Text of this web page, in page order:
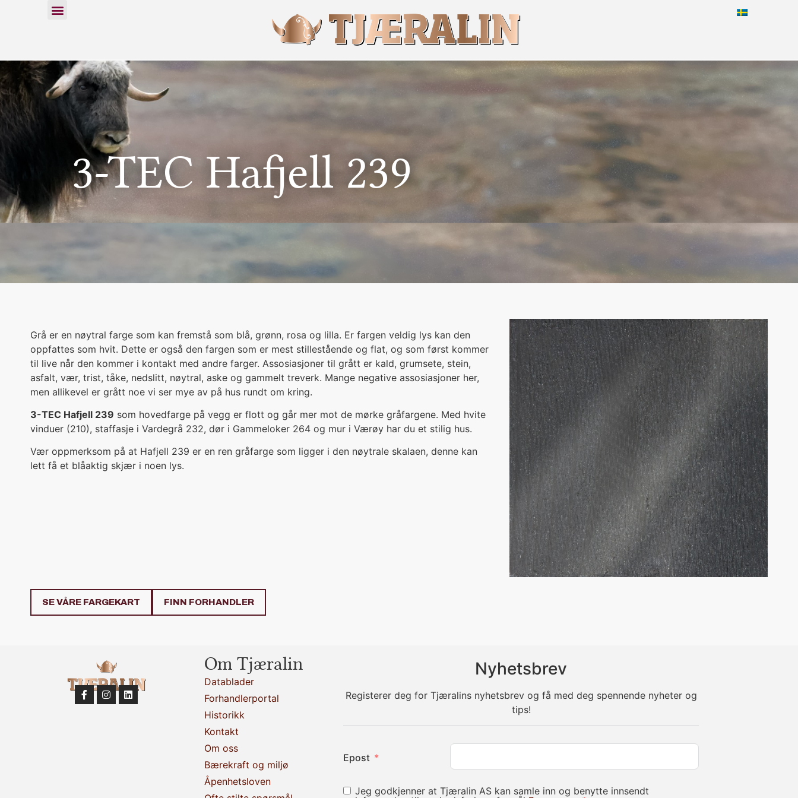
3-TEC Hafjell 239
Grå er en nøytral farge som kan fremstå som blå, grønn, rosa og lilla. Er fargen veldig lys kan den
oppfattes som hvit. Dette er også den fargen som er mest stillestående og flat, og som først kommer
til live når den kommer i kontakt med andre farger. Assosiasjoner til grått er kald, grumsete, stein,
asfalt, vær, trist, tåke, nedslitt, nøytral, aske og gammelt treverk. Mange negative assosiasjoner her,
men allikevel er grått noe vi ser mye av på hus rundt om kring.
3-TEC Hafjell 239 som hovedfarge på vegg er flott og går mer mot de mørke gråfargene. Med hvite
vinduer (210), staffasje i Vardegrå 232, dør i Gammeloker 264 og mur i Værøy har du et stilig hus.
Vær oppmerksom på at Hafjell 239 er en ren gråfarge som ligger i den nøytrale skalaen, denne kan
lett få et blåaktig skjær i noen lys.
SE VÅRE FARGEKART FINN FORHANDLER
Om Tjæralin
Datablader
Forhandlerportal
Historikk
Kontakt
Om oss
Bærekraft og miljø
Åpenhetsloven
Nyhetsbrev
Registerer deg for Tjæralins nyhetsbrev og få med deg spennende nyheter og
tips!
Epost
Jeg godkjenner at Tjæralin AS kan samle inn og benytte innsendt